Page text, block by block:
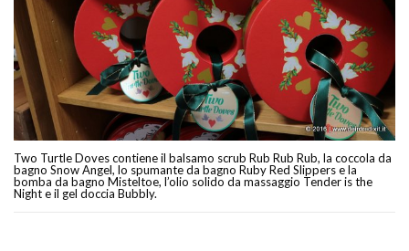
Two Turtle Doves contiene il balsamo scrub Rub Rub Rub, la coccola da
bagno Snow Angel, lo spumante da bagno Ruby Red Slippers e la
bomba da bagno Misteltoe, l’olio solido da massaggio Tender is the
Night e il gel doccia Bubbly.